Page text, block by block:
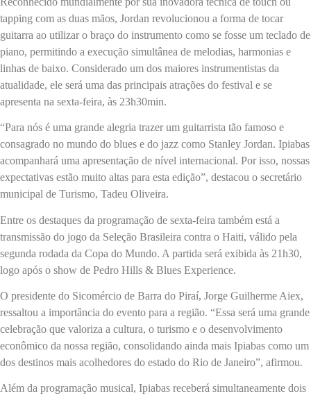
tapping com as duas mãos, Jordan revolucionou a forma de tocar
guitarra ao utilizar o braço do instrumento como se fosse um teclado de
piano, permitindo a execução simultânea de melodias, harmonias e
linhas de baixo. Considerado um dos maiores instrumentistas da
atualidade, ele será uma das principais atrações do festival e se
apresenta na sexta-feira, às 23h30min.
“Para nós é uma grande alegria trazer um guitarrista tão famoso e
consagrado no mundo do blues e do jazz como Stanley Jordan. Ipiabas
acompanhará uma apresentação de nível internacional. Por isso, nossas
expectativas estão muito altas para esta edição”, destacou o secretário
municipal de Turismo, Tadeu Oliveira.
Entre os destaques da programação de sexta-feira também está a
transmissão do jogo da Seleção Brasileira contra o Haiti, válido pela
segunda rodada da Copa do Mundo. A partida será exibida às 21h30,
logo após o show de Pedro Hills & Blues Experience.
O presidente do Sicomércio de Barra do Piraí, Jorge Guilherme Aiex,
ressaltou a importância do evento para a região. “Essa será uma grande
celebração que valoriza a cultura, o turismo e o desenvolvimento
econômico da nossa região, consolidando ainda mais Ipiabas como um
dos destinos mais acolhedores do estado do Rio de Janeiro”, afirmou.
Além da programação musical, Ipiabas receberá simultaneamente dois